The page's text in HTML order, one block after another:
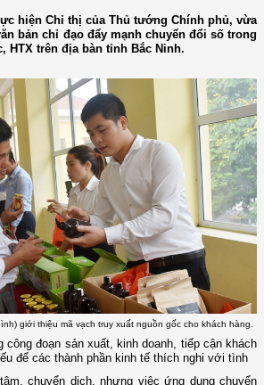
hiện Chỉ thị của Thủ tướng Chính phủ, vừa
bản chỉ đạo đẩy mạnh chuyển đổi số trong
HTX trên địa bàn tỉnh Bắc Ninh.
giới thiệu mã vạch truy xuất nguồn gốc cho khách hàng.
công đoạn sản xuất, kinh doanh, tiếp cận khách
để các thành phần kinh tế thích nghi với tình
chuyển dịch, nhưng việc ứng dụng chuyển